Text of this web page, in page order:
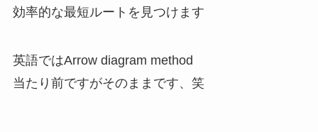
効率的な最短ルートを見つけます
英語ではArrow diagram method
当たり前ですがそのままです、笑